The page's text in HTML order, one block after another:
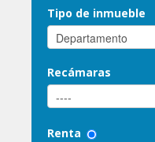
Tipo de inmueble
Recámaras
Renta